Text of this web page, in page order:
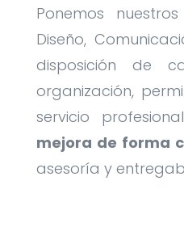
Ponemos
Diseño,
disposición de
organización,
servicio
mejora de forma
asesoría y